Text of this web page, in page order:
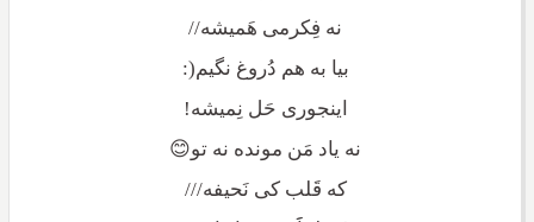
نه فِکرمی هَمیشه//
بیا به هم دُروغ نگیم(:
اینجوری حَل نِمیشه!
نه یاد مَن مونده نه تو😊
که قَلب کی نَحیفه///